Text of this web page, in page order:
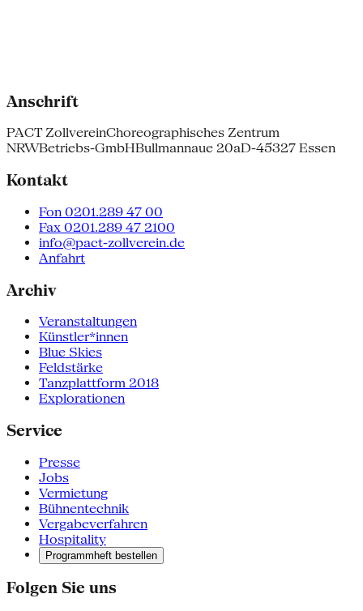
Anschrift
PACT ZollvereinChoreographisches Zentrum
NRWBetriebs-GmbHBullmannaue 20aD-45327 Essen
Kontakt
Fon 0201.289 47 00
Fax 0201.289 47 2100
info@pact-zollverein.de
Anfahrt
Archiv
Veranstaltungen
Künstler*innen
Blue Skies
Feldstärke
Tanzplattform 2018
Explorationen
Service
Presse
Jobs
Vermietung
Bühnentechnik
Vergabeverfahren
Hospitality
Programmheft bestellen
Folgen Sie uns